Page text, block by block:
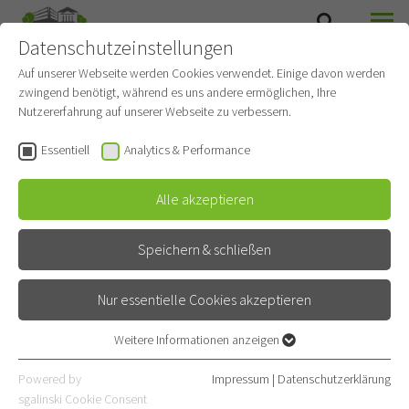
Stationen & Pflege-
Einrichtungen
Datenschutzeinstellungen
Auf unserer Webseite werden Cookies verwendet. Einige davon werden
zwingend benötigt, während es uns andere ermöglichen, Ihre
Nutzererfahrung auf unserer Webseite zu verbessern.
Essentiell Analytics & Performance
Alle akzeptieren
Speichern & schließen
Nur essentielle Cookies akzeptieren
Essentielle Cookies werden für grundlegende Funktionen der
Webseite benötigt. Dadurch ist gewährleistet, dass die Webseite
Weitere Informationen anzeigen
Powered by
sgalinski Cookie Consent
Impressum | Datenschutzerklärung